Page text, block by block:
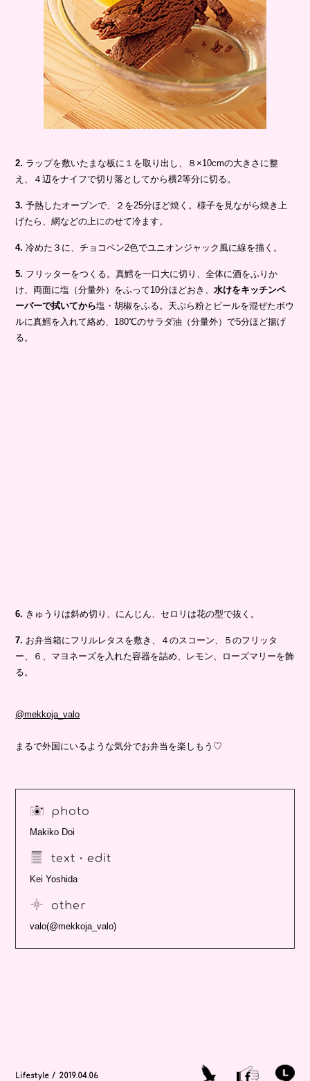
2. ラップを敷いたまな板に１を取り出し、８×10cmの大きさに整
え、４辺をナイフで切り落としてから横2等分に切る。
3. 予熱したオーブンで、２を25分ほど焼く。様子を見ながら焼き上
げたら、網などの上にのせて冷ます。
4. 冷めた３に、チョコペン2色でユニオンジャック風に線を描く。
5. フリッターをつくる。真鱈を一口大に切り、全体に酒をふりか
け、両面に塩（分量外）をふって10分ほどおき、水けをキッチンペ
ーパーで拭いてから塩・胡椒をふる。天ぷら粉とビールを混ぜたボウ
ルに真鱈を入れて絡め、180℃のサラダ油（分量外）で5分ほど揚げ
る。
6. きゅうりは斜め切り、にんじん、セロリは花の型で抜く。
7. お弁当箱にフリルレタスを敷き、４のスコーン、５のフリッタ
ー、６、マヨネーズを入れた容器を詰め、レモン、ローズマリーを飾
る。
@mekkoja_valo
まるで外国にいるような気分でお弁当を楽しもう♡
photo
Makiko Doi
text・edit
Kei Yoshida
other
valo(@mekkoja_valo)
Lifestyle / 2019.04.06